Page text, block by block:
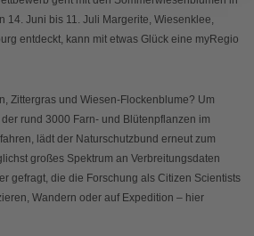
14. Juni bis 11. Juli Margerite, Wiesenklee,
entdeckt, kann mit etwas Glück eine myRegio
Zittergras und Wiesen-Flockenblume? Um
rund 3000 Farn- und Blütenpflanzen im
lädt der Naturschutzbund erneut zum
großes Spektrum an Verbreitungsdaten
gefragt, die die Forschung als Citizen Scientists
Wandern oder auf Expedition – hier